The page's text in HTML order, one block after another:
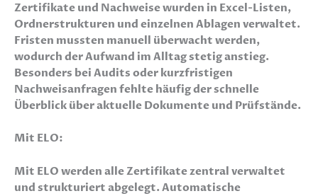
Zertifikate und Nachweise wurden in Excel-Listen,
Ordnerstrukturen und einzelnen Ablagen verwaltet.
Fristen mussten manuell überwacht werden,
wodurch der Aufwand im Alltag stetig anstieg.
Besonders bei Audits oder kurzfristigen
Nachweisanfragen fehlte häufig der schnelle
Überblick über aktuelle Dokumente und Prüfstände.
Mit ELO:
Mit ELO werden alle Zertifikate zentral verwaltet
und strukturiert abgelegt. Automatische